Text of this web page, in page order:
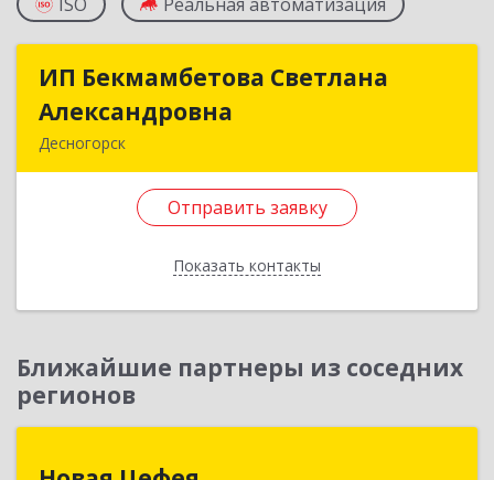
ИП Бекмамбетова Светлана
Александровна
Десногорск
Отправить заявку
Показать контакты
ИП Бекмамбетова Светлана
дом № 7, кв.11
Ближайшие партнеры из соседних
регионов